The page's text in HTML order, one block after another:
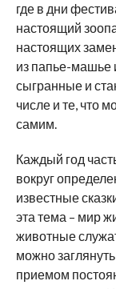
где в дни
настоящий
настоящих
из папье-машье
сыгранные и
числе и те, что
самим.
Каждый год
вокруг
известные
эта тема – мир
животные
можно
приемом